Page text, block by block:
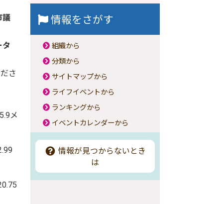
議
さ
メ
情報をさがす
組織から
分類から
サイトマップから
ライフイベントから
ランキングから
イベントカレンダーから
情報が見つからないとき
は